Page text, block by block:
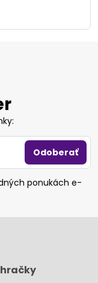
Odoberať
ponukách e-